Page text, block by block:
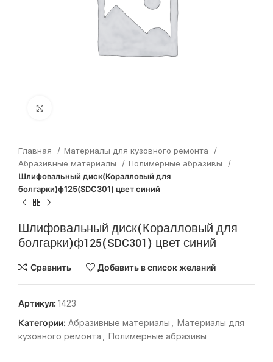
Главная
Материалы для кузовного ремонта
Абразивные материалы
Полимерные абразивы
Шлифовальный диск(Коралловый для
болгарки)ф125(SDC301) цвет синий
Шлифовальный диск(Коралловый для
болгарки)ф125(SDC301) цвет синий
Сравнить Добавить в список желаний
Артикул: 1423
Категории: Абразивные материалы
Материалы для
кузовного ремонта
Полимерные абразивы